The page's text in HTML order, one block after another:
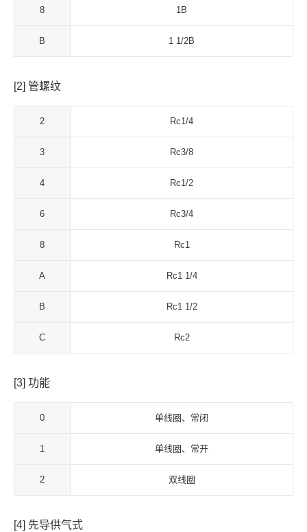
8 1B
B 1 1/2B
[2] 管螺纹
2 Rc1/4
3 Rc3/8
4 Rc1/2
6 Rc3/4
8 Rc1
A Rc1 1/4
B Rc1 1/2
C Rc2
[3] 功能
0 单线圈、常闭
1 单线圈、常开
2 双线圈
[4] 先导供气式